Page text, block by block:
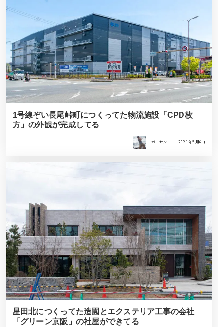
1号線ぞい長尾峠町につくってた物流施設「CPD枚
方」の外観が完成してる
ガーサン 2021年5月6日
星田北につくってた造園とエクステリア工事の会社
「グリーン京阪」の社屋ができてる